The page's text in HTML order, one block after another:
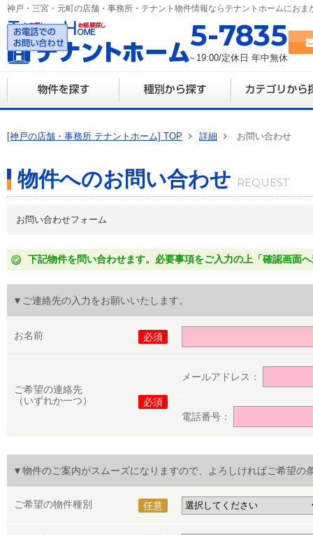
神戸・三宮・元町の店舗・事務所・テナント物件情報ならテナントホームにおま
078-335-7835
営業時間 10:00～19:00/定休日 年中無休
[神戸の店舗・事務所 テナントホーム] TOP 詳細 お問い合わせ
物件へのお問い合わせ
お問い合わせフォーム
下記物件を問い合わせます。必要事項をご入力の上「確認画面
▼ご連絡先の入力をお願いいたします。
お名前 必須
ご希望の連絡先
（いずれか一つ）
必須
メールアドレス：
電話番号：
▼物件のご案内がスムーズになりますので、よろしければご希望の
ご希望の物件種別 任意